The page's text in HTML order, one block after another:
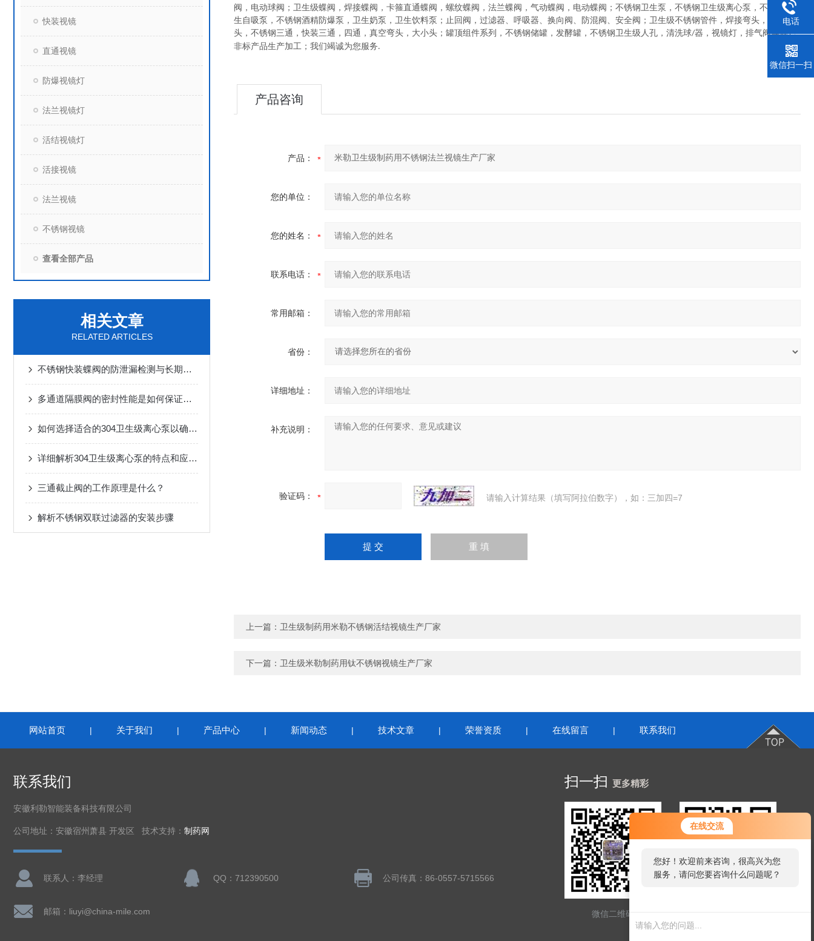
在线交流
您好！欢迎前来咨询，很高兴为您
服务，请问您要咨询什么问题呢？
快装视镜
直通视镜
防爆视镜灯
法兰视镜灯
活结视镜灯
活接视镜
法兰视镜
不锈钢视镜
查看全部产品
相关文章
RELATED ARTICLES
不锈钢快装蝶阀的防泄漏检测与长期运行稳定性保障
多通道隔膜阀的密封性能是如何保证的？
如何选择适合的304卫生级离心泵以确保卫生标准？
详细解析304卫生级离心泵的特点和应用范围
三通截止阀的工作原理是什么？
解析不锈钢双联过滤器的安装步骤
阀，电动球阀 ； 卫生级蝶阀 ， 焊接蝶阀，卡箍直通蝶阀，螺纹蝶阀，法兰蝶阀，气动蝶阀，电动蝶阀 ； 不锈钢卫生泵 ， 不锈钢卫生级离心泵，不锈钢卫
生自吸泵，不锈钢酒精防爆泵，卫生奶泵，卫生饮料泵 ； 止回阀，过滤器、呼吸器、换向阀、防混阀、安全阀 ； 卫生级不锈钢管件 ， 焊接弯头，快装弯
头，不锈钢三通，快装三通，四通，真空弯头，大小头 ； 罐顶组件系列 ， 不锈钢储罐，发酵罐，不锈钢卫生级人孔，清洗球/器，视镜灯，排气阀等其它
非标产品生产加工 ； 我们竭诚为您服务.
产品咨询
产品：
您的单位：
您的姓名：
联系电话：
常用邮箱：
省份：
详细地址：
补充说明：
验证码： 请输入计算结果（填写阿拉伯数字），如：三加四=7
上一篇： 卫生级制药用米勒不锈钢活结视镜生产厂家
下一篇： 卫生级米勒制药用钛不锈钢视镜生产厂家
网站首页 | 关于我们 | 产品中心 | 新闻动态 | 技术文章 | 荣誉资质 | 在线留言 | 联系我们
联系我们
安徽利勒智能装备科技有限公司
公司地址：安徽宿州萧县 开发区 技术支持： 制药网
联系人：李经理 QQ：712390500 公司传真：86-0557-5715566
邮箱：liuyi@china-mile.com
扫一扫 更多精彩
微信二维码
电话
微信扫一扫